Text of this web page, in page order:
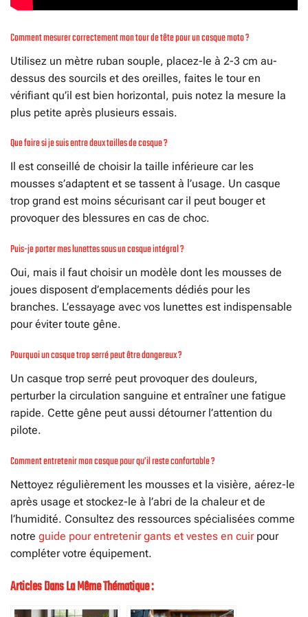
Comment mesurer correctement mon tour de tête pour un casque moto ?
Utilisez un mètre ruban souple, placez-le à 2-3 cm au-
dessus des sourcils et des oreilles, faites le tour en
vérifiant qu’il est bien horizontal, puis notez la mesure la
plus petite après plusieurs essais.
Que faire si je suis entre deux tailles de casque ?
Il est conseillé de choisir la taille inférieure car les
mousses s’adaptent et se tassent à l’usage. Un casque
trop grand est moins sécurisant car il peut bouger et
provoquer des blessures en cas de choc.
Puis-je porter mes lunettes sous un casque intégral ?
Oui, mais il faut choisir un modèle dont les mousses de
joues disposent d’emplacements dédiés pour les
branches. L’essayage avec vos lunettes est indispensable
pour éviter toute gêne.
Pourquoi un casque trop serré peut être dangereux ?
Un casque trop serré peut provoquer des douleurs,
perturber la circulation sanguine et entraîner une fatigue
rapide. Cette gêne peut aussi détourner l’attention du
pilote.
Comment entretenir mon casque pour qu’il reste confortable ?
Nettoyez régulièrement les mousses et la visière, aérez-le
après usage et stockez-le à l’abri de la chaleur et de
l’humidité. Consultez des ressources spécialisées comme
notre guide pour entretenir gants et vestes en cuirpour
compléter votre équipement.
Articles Dans La Même Thématique :